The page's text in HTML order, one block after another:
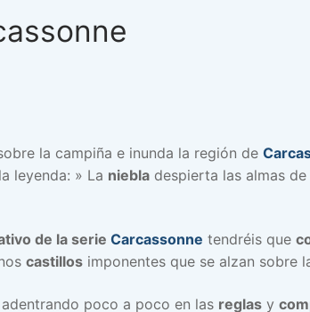
la campiña e inunda la región de
leyenda: » La niebla despierta las almas
de la serie Carcassonne tendréis que
castillos imponentes que se alzan sobre
poco a poco en las reglas y